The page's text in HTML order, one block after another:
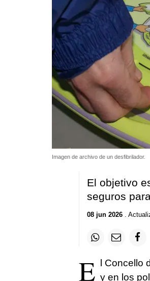
Imagen de archivo de un desfibrilador.
El objetivo
seguros
08 jun 2026.
E l Concello
y en los